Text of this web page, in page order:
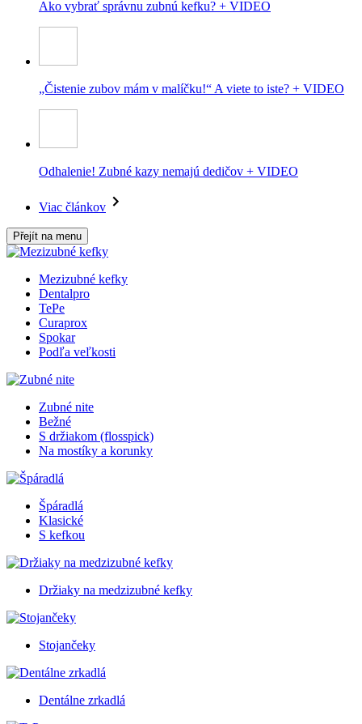
Ako vybrať správnu zubnú kefku? + VIDEO
„Čistenie zubov mám v malíčku!“ A viete to iste? + VIDEO
Odhalenie! Zubné kazy nemajú dedičov + VIDEO
Viac článkov
Přejít na menu
Mezizubné kefky
Dentalpro
TePe
Curaprox
Spokar
Podľa veľkosti
Zubné nite
Bežné
S držiakom (flosspick)
Na mostíky a korunky
Špáradlá
Klasické
S kefkou
Držiaky na medzizubné kefky
Stojančeky
Dentálne zrkadlá